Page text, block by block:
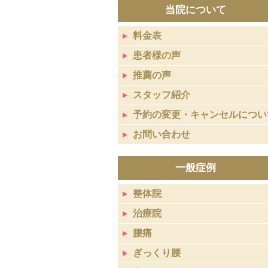
当院について
料金表
患者様の声
推薦の声
スタッフ紹介
予約の変更・キャンセルにつ
お問い合わせ
一般症例
整体院
治療院
腰痛
ぎっくり腰